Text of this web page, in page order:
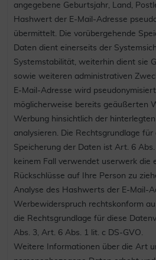
angegebene Geburtsjahr, Land,
Hashwert der E-Mail-Adresse
übermittelt. Die vorübergehende
Daten dient einerseits der
Systemstabilität, weiterhin dient sie
sowie weiteren administrativen
E-Mail-Adresse wird
möglicherweise bereits geäußerten
Werbung hinsichtlich der
analysieren. Die Rechtsgrundlage
Speicherung der Daten ist Art. 6
keinem Fall verwendet userwerk die
Rückschlüsse auf Ihre Person zu
Analyse des Hashwerts der E-Mail-
Werbewiderspruch rechtskonform
die Rechtsgrundlage für diese
Abs. 3, Art. 6 Abs. 1 lit. c DS-GVO.
Weitere Informationen über die Art